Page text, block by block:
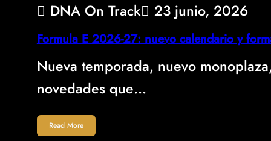
DNA On Track 23 junio, 2026
Formula E 2026-27: nuevo calendario y
Nueva temporada, nuevo
novedades que…
Read More